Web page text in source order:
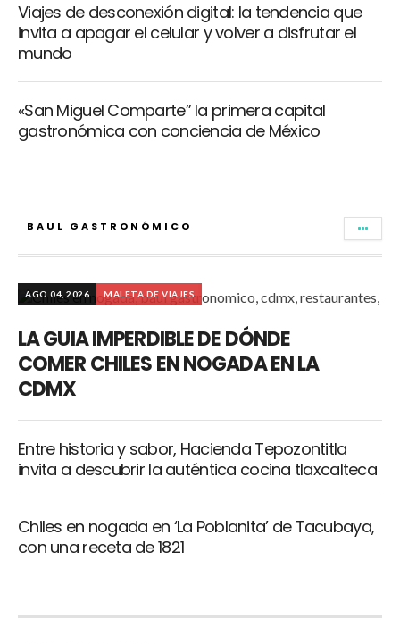
Viajes de desconexión digital: la tendencia que
invita a apagar el celular y volver a disfrutar el
mundo
«San Miguel Comparte” la primera capital
gastronómica con conciencia de México
BAUL GASTRONÓMICO
AGO 04, 2026 MALETA DE VIAJES
LA GUIA IMPERDIBLE DE DÓNDE
COMER CHILES EN NOGADA EN LA
CDMX
Entre historia y sabor, Hacienda Tepozontitla
invita a descubrir la auténtica cocina tlaxcalteca
Chiles en nogada en ‘La Poblanita’ de Tacubaya,
con una receta de 1821